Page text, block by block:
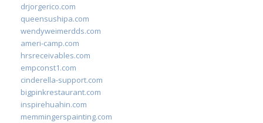
drjorgerico.com
queensushipa.com
wendyweimerdds.com
ameri-camp.com
hrsreceivables.com
empconst1.com
cinderella-support.com
bigpinkrestaurant.com
inspirehuahin.com
memmingerspainting.com